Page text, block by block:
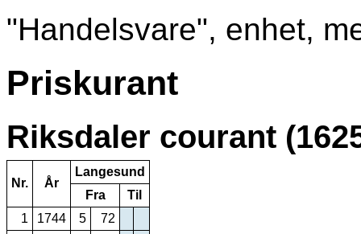
Handelsvare , enhet,
Priskurant
Riksdaler courant
Nr. År
Langesund
Fra
Til
1
1744 5
72